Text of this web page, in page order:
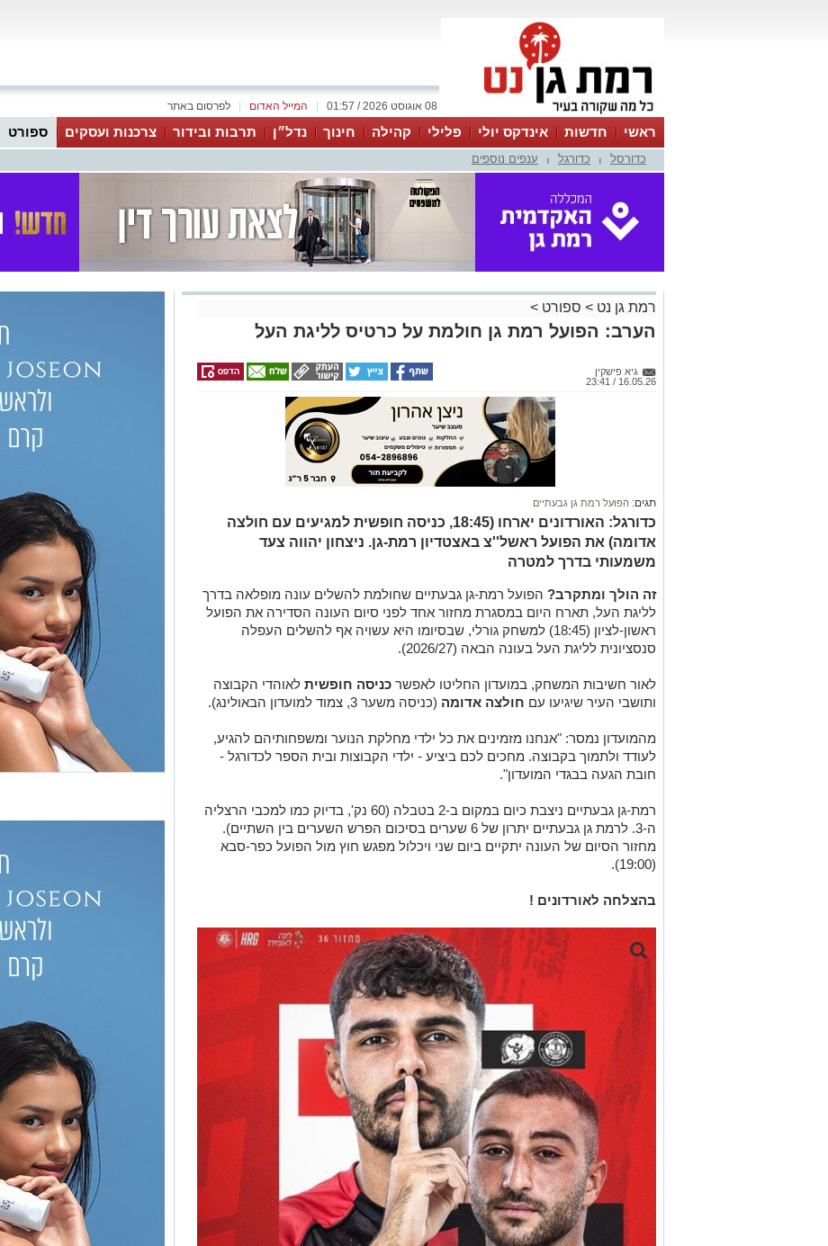
לפרסום באתר המייל האדום 08 אוגוסט 2026 / 01:57
ראשי חדשות אינדקס יולי פלילי קהילה חינוך נדל״ן תרבות ובידור צרכנות ועסקים ספורט
ווטסאפ
כדורסל כדורגל ענפים נוספים
רמת גן נט > ספורט >
הערב: הפועל רמת גן חולמת על כרטיס לליגת העל
גיא פישקין
16.05.26 / 23:41
תגים: הפועל רמת גן גבעתיים
כדורגל: האורדונים יארחו (18:45, כניסה חופשית למגיעים עם חולצה
אדומה) את הפועל ראשל''צ באצטדיון רמת-גן. ניצחון יהווה צעד
משמעותי בדרך למטרה
זה הולך ומתקרב? הפועל רמת-גן גבעתיים שחולמת להשלים עונה מופלאה בדרך
לליגת העל, תארח היום במסגרת מחזור אחד לפני סיום העונה הסדירה את הפועל
ראשון-לציון (18:45) למשחק גורלי, שבסיומו היא עשויה אף להשלים העפלה
סנסציונית לליגת העל בעונה הבאה (2026/27).
לאור חשיבות המשחק, במועדון החליטו לאפשר כניסה חופשית לאוהדי הקבוצה
ותושבי העיר שיגיעו עם חולצה אדומה (כניסה משער 3, צמוד למועדון הבאולינג).
מהמועדון נמסר: "אנחנו מזמינים את כל ילדי מחלקת הנוער ומשפחותיהם להגיע,
לעודד ולתמוך בקבוצה. מחכים לכם ביציע - ילדי הקבוצות ובית הספר לכדורגל -
חובת הגעה בבגדי המועדון".
רמת-גן גבעתיים ניצבת כיום במקום ב-2 בטבלה (60 נק', בדיוק כמו למכבי הרצליה
ה-3. לרמת גן גבעתיים יתרון של 6 שערים בסיכום הפרש השערים בין השתיים).
מחזור הסיום של העונה יתקיים ביום שני ויכלול מפגש חוץ מול הפועל כפר-סבא
(19:00).
בהצלחה לאורדונים !